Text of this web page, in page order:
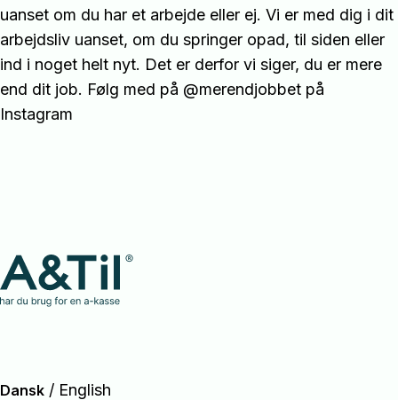
uanset om du har et arbejde eller ej. Vi er med dig i dit
arbejdsliv uanset, om du springer opad, til siden eller
ind i noget helt nyt. Det er derfor vi siger, du er mere
end dit job. Følg med på @merendjobbet på
Instagram
Dansk / English